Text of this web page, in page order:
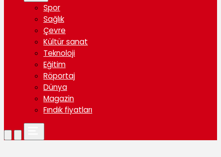
Spor
Sağlık
Çevre
Kültür sanat
Teknoloji
Eğitim
Röportaj
Dünya
Magazin
Fındık fiyatları